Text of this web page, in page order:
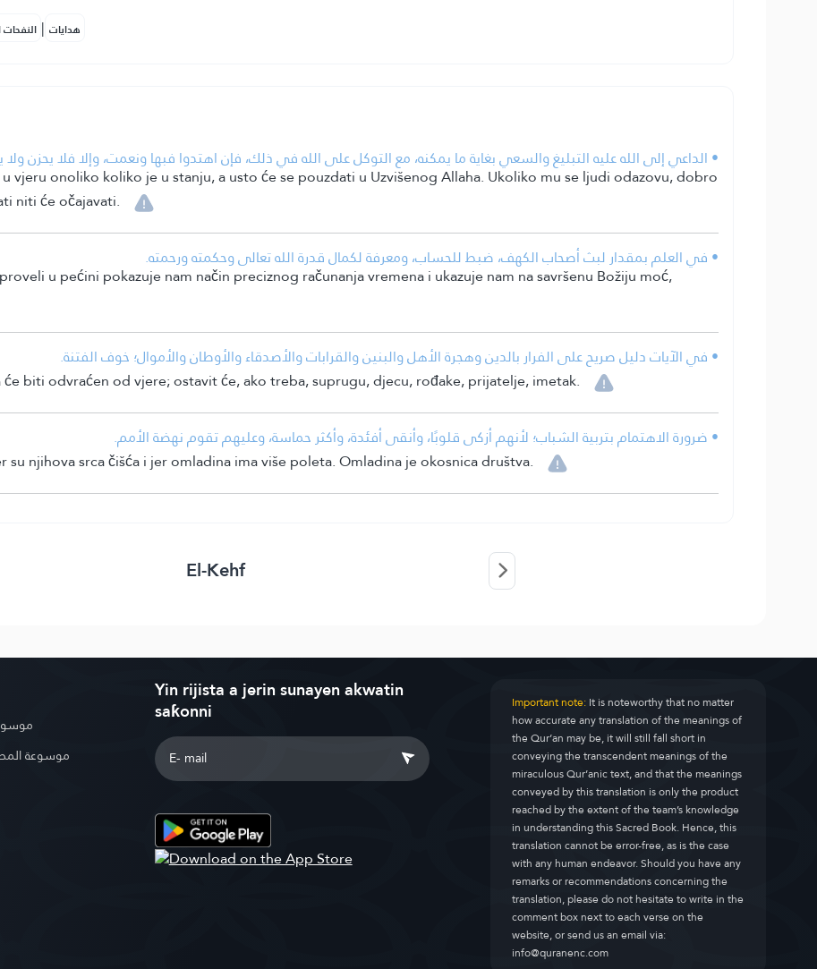
النفحات | هدايات
• الداعي إلى الله عليه التبليغ والسعي بغاية ما يمكنه، مع التوكل على الله في ذلك، فإن اهتدوا فبها ونعمت، وإلا فلا يحزن
vjeru onoliko koliko je u stanju, a usto će se pouzdati u Uzvišenog Allaha. Ukoliko mu se ljudi odazovu, dobro
niti će očajavati.
• في العلم بمقدار لبث أصحاب الكهف، ضبط للحساب، ومعرفة لكمال قدرة الله تعالى وحكمته ورحمته.
u pećini pokazuje nam način preciznog računanja vremena i ukazuje nam na savršenu Božiju moć,
• في الآيات دليل صريح على الفرار بالدين وهجرة الأهل والبنين والقرابات والأصدقاء والأوطان والأموال؛ خوف الفتنة.
biti odvraćen od vjere; ostavit će, ako treba, suprugu, djecu, rođake, prijatelje, imetak.
• ضرورة الاهتمام بتربية الشباب؛ لأنهم أزكى قلوبًا، وأنقى أفئدة، وأكثر حماسة، وعليهم تقوم نهضة الأمم.
njihova srca čišća i jer omladina ima više poleta. Omladina je okosnica društva.
El-Kehf
موسوعة
Yin rijista a jerin sunayen akwatin
saƙonni Important note:It is noteworthy that no matter
how accurate any translation of the meanings of
the Qur’an may be, it will still fall short in
conveying the transcendent meanings of the
miraculous Qur’anic text, and that the meanings
conveyed by this translation is only the product
reached by the extent of the team’s knowledge
in understanding this Sacred Book. Hence, this
translation cannot be error-free, as is the case
with any human endeavor. Should you have any
remarks or recommendations concerning the
translation, please do not hesitate to write in the
comment box next to each verse on the
website, or send us an email via:
info@quranenc.com